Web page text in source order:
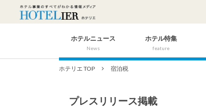
ホテルニュース
News
ホテル特集
feature
ホテリエ TOP 宿泊税
プレスリリース掲載